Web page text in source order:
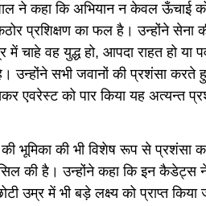
ने कहा कि अभियान न केवल ऊँचाई
प्रशिक्षण का फल है। उन्होंने सेना
में चाहे वह युद्ध हो, आपदा राहत हो
उन्होंने सभी जवानों की प्रशंसा
एवरेस्ट को पार किया यह अत्यन्त
भूमिका की भी विशेष रूप से प्रशंसा
की है। उन्होंने कहा कि इन
उम्र में भी बड़े लक्ष्य को प्राप्त